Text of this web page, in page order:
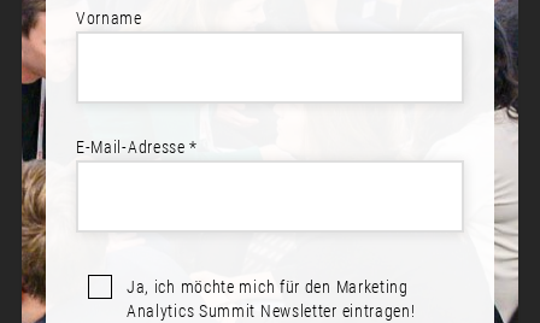
Tobias Schwarz
Ole Bahlmann
Matthias Bettag
Vorname
E-Mail-Adresse *
Ja, ich möchte mich für den Marketing
Analytics Summit Newsletter eintragen!